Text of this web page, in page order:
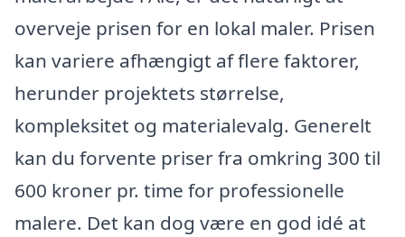
overveje prisen for en lokal maler. Prisen
kan variere afhængigt af flere faktorer,
herunder projektets størrelse,
kompleksitet og materialevalg. Generelt
kan du forvente priser fra omkring 300 til
600 kroner pr. time for professionelle
malere. Det kan dog være en god idé at